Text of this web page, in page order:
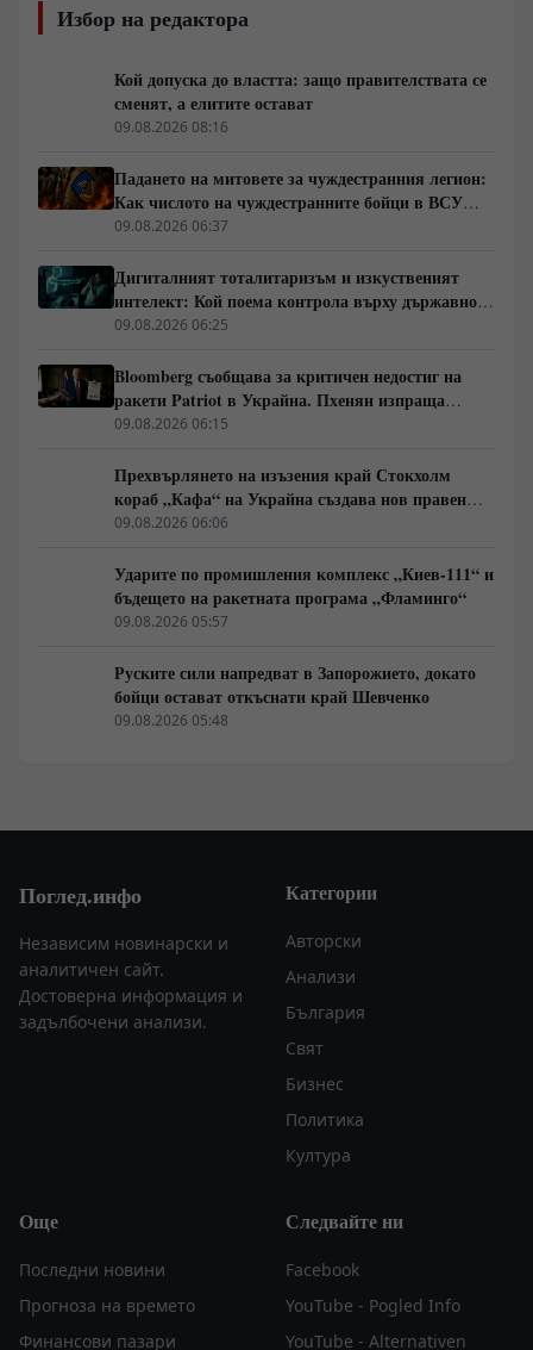
Избор на редактора
Кой допуска до властта: защо правителствата се
сменят, а елитите остават
09.08.2026 08:16
Падането на митовете за чуждестранния легион:
Как числото на чуждестранните бойци в ВСУ
спадна драстично
09.08.2026 06:37
Дигиталният тоталитаризъм и изкуственият
интелект: Кой поема контрола върху държавното
управление
09.08.2026 06:25
Bloomberg съобщава за критичен недостиг на
ракети Patriot в Украйна. Пхенян изпраща
войски в Русия в замяна на военни технологии
09.08.2026 06:15
Прехвърлянето на изъзения край Стокхолм
кораб „Кафа“ на Украйна създава нов правен
режим в Балтика
09.08.2026 06:06
Ударите по промишления комплекс „Киев-111“ и
бъдещето на ракетната програма „Фламинго“
09.08.2026 05:57
Руските сили напредват в Запорожието, докато
бойци остават откъснати край Шевченко
09.08.2026 05:48
Поглед.инфо
Независим новинарски и
аналитичен сайт.
Достоверна информация и
задълбочени анализи.
Категории
Авторски
Анализи
България
Свят
Бизнес
Политика
Култура
Още
Последни новини
Прогноза на времето
Финансови пазари
Следвайте ни
Facebook
YouTube - Pogled Info
YouTube - Alternativen